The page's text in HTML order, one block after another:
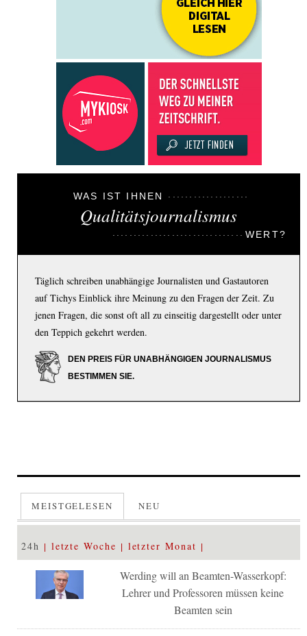
WAS IST IHNEN
Qualitätsjournalismus
WERT?
Täglich schreiben unabhängige Journalisten und Gastautoren
auf Tichys Einblick ihre Meinung zu den Fragen der Zeit. Zu
jenen Fragen, die sonst oft all zu einseitig dargestellt oder unter
den Teppich gekehrt werden.
DEN PREIS FÜR UNABHÄNGIGEN JOURNALISMUS
BESTIMMEN SIE.
MEISTGELESEN NEU
24h letzte Woche letzter Monat
Werding will an Beamten-Wasserkopf:
Lehrer und Professoren müssen keine
Beamten sein